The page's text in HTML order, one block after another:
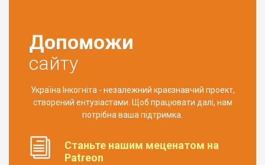
Допоможи
сайту
Україна Інкогніта - незалежний краєзнавчий проект,
створений ентузіастами. Щоб працювати далі, нам
потрібна ваша підтримка.
Станьте нашим меценатом на
Patreon